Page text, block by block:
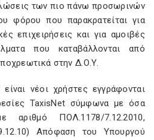
των πιο πάνω προσωρινών
φόρου που παρακρατείται για
επιχειρήσεις και για αμοιβές
που καταβάλλονται από
στην Δ.Ο.Υ.
νέοι χρήστες εγγράφονται
TaxisNet σύμφωνα με όσα
αριθμό ΠΟΛ.1178/7.12.2010,
Απόφαση του Υπουργού